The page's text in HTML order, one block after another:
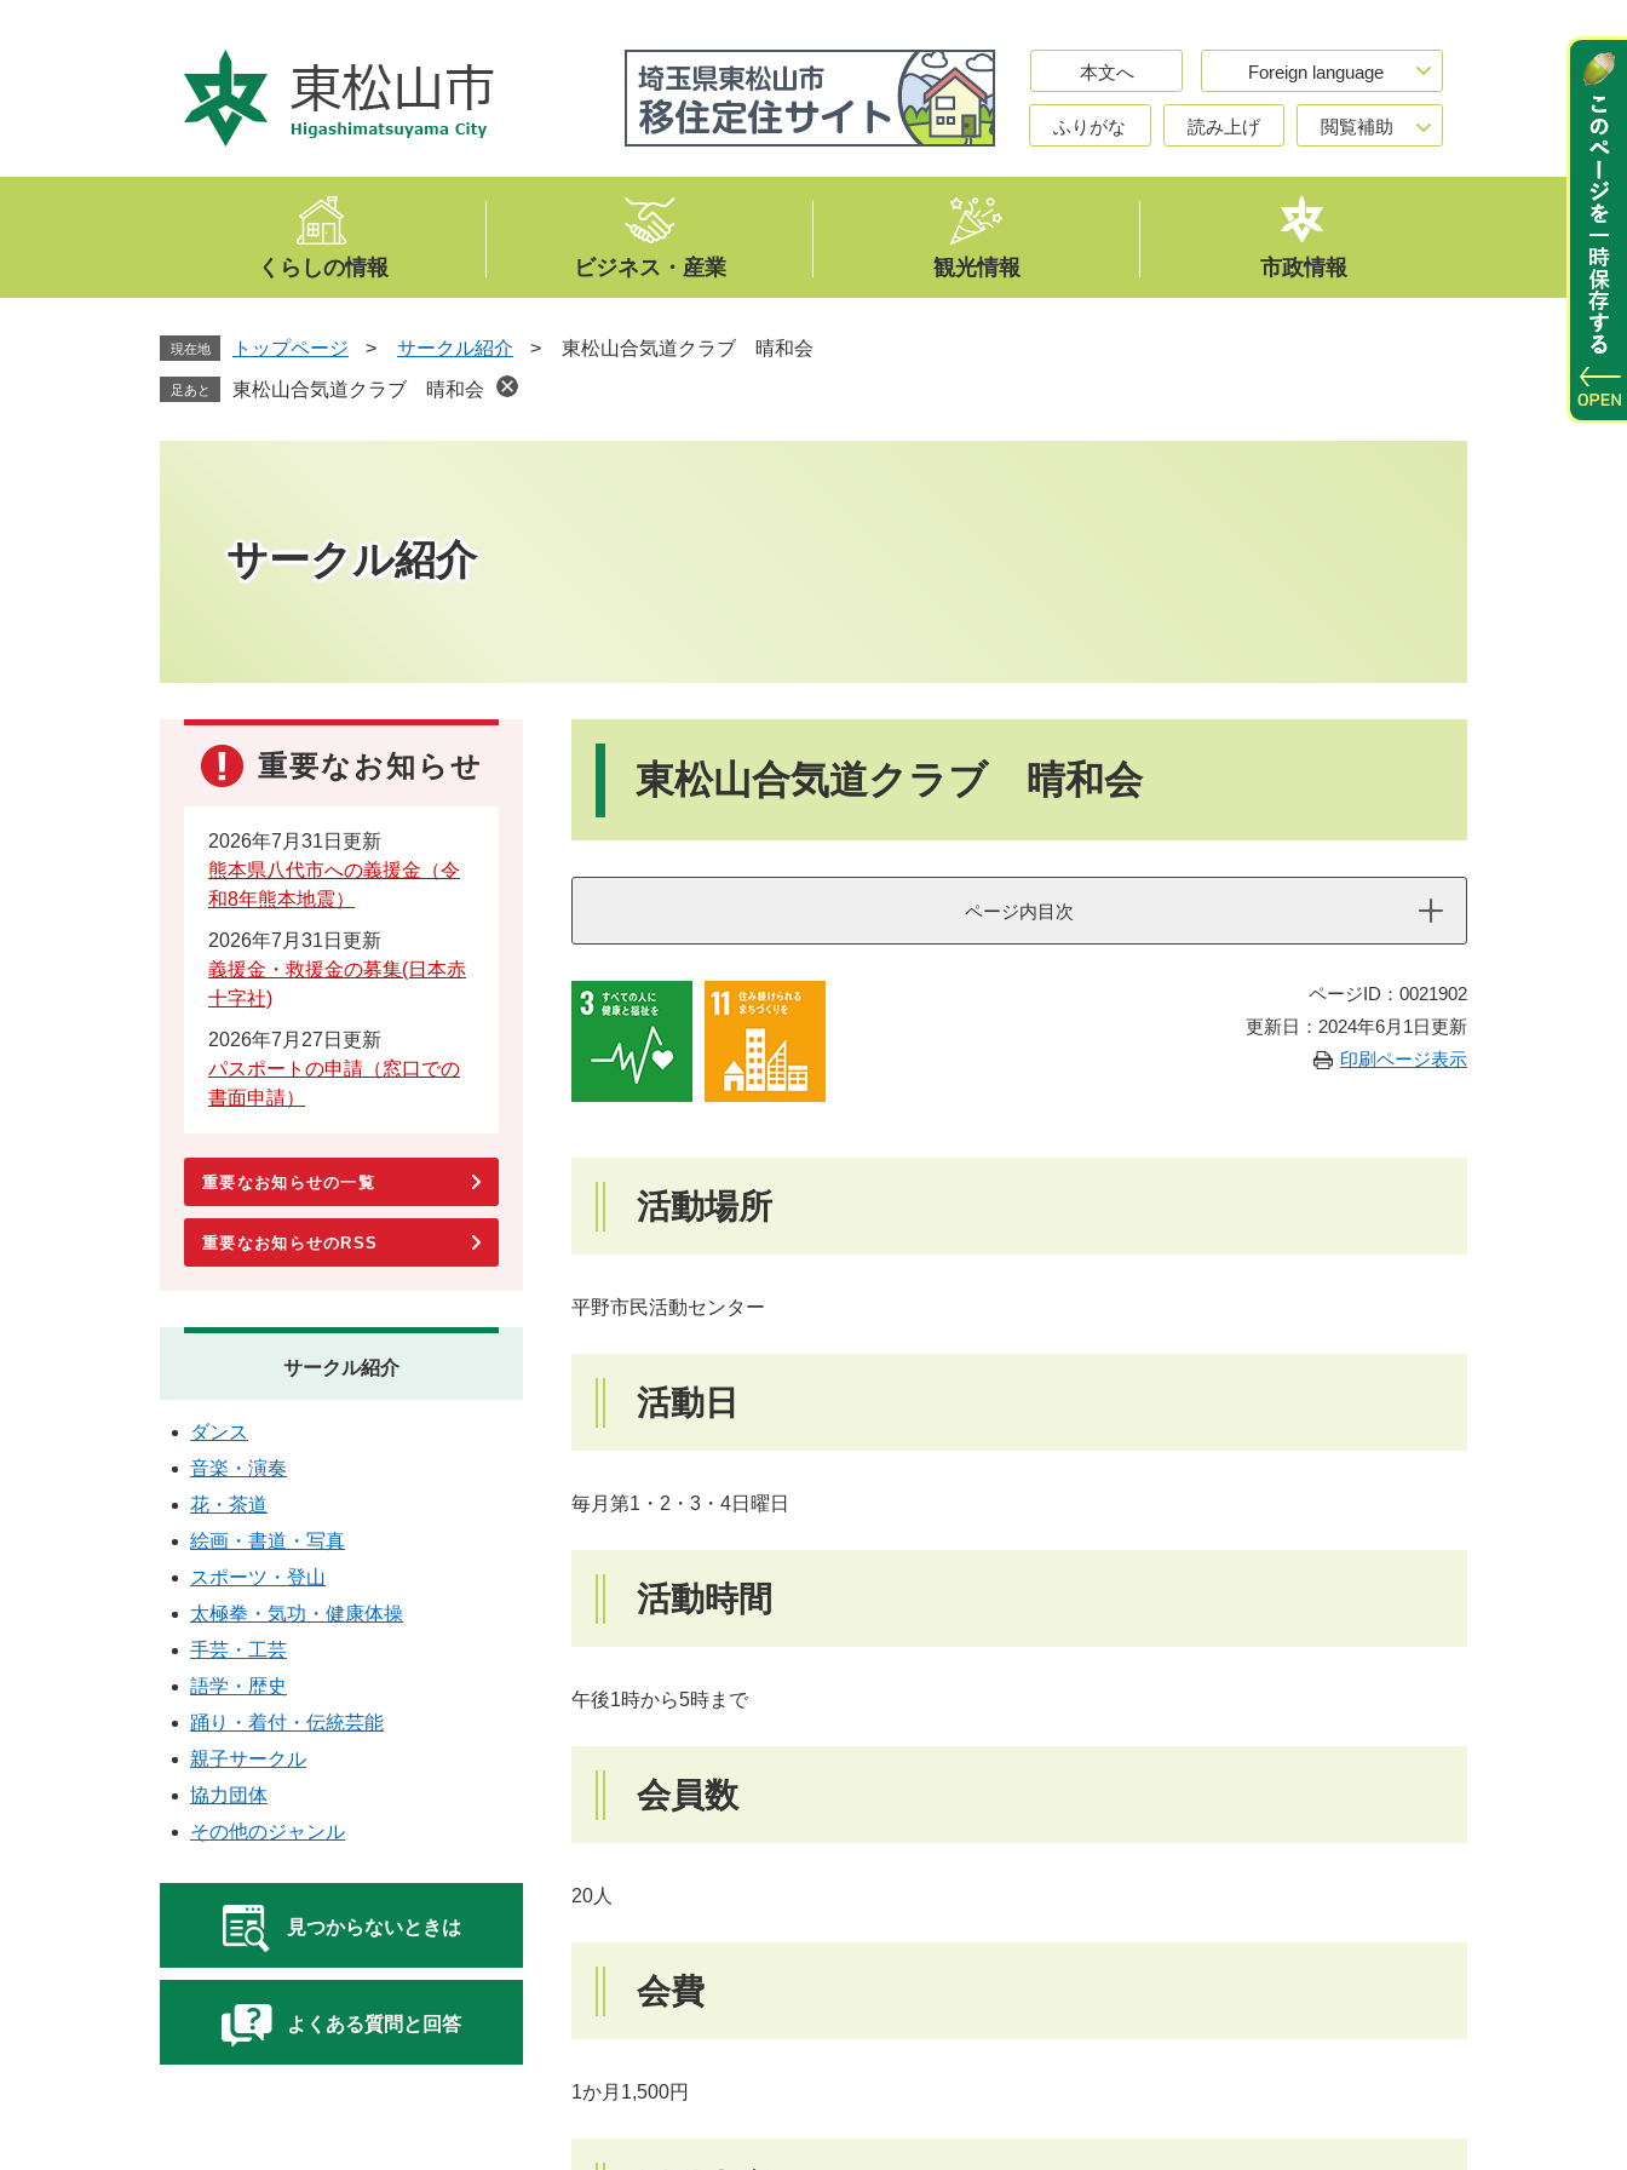
文
本文へ Foreign language
ふりがな 読み上げ 閲覧補助
くらしの情報 ビジネス・産業 観光情報 市政情報
現在地 トップページ > サークル紹介 > 東松山合気道クラブ 晴和会
足あと 東松山合気道クラブ 晴和会
サークル紹介
東松山合気道クラブ 晴和会
ページ内目次
ページID：0021902
更新日：2024年6月1日更新
印刷ページ表示
活動場所
平野市民活動センター
活動日
毎月第1・2・3・4日曜日
活動時間
午後1時から5時まで
会員数
20人
会費
1か月1,500円
重要なお知らせ
2026年7月31日更新
熊本県八代市への義援金（令
和8年熊本地震）
2026年7月31日更新
義援金・救援金の募集(日本赤
十字社)
2026年7月27日更新
パスポートの申請（窓口での
書面申請）
重要なお知らせの一覧
重要なお知らせのRSS
サークル紹介
ダンス
音楽・演奏
花・茶道
絵画・書道・写真
スポーツ・登山
太極拳・気功・健康体操
手芸・工芸
語学・歴史
踊り・着付・伝統芸能
親子サークル
協力団体
その他のジャンル
見つからないときは
よくある質問と回答